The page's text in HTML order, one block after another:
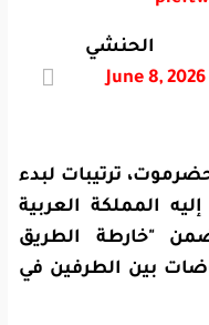
June 8, 2026
ترتيبات لبدء
المملكة العربية
"خارطة الطريق
بين الطرفين في